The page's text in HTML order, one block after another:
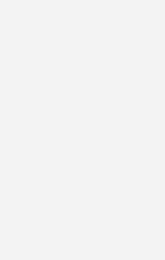
В программе
основном
(командные
спринт,
Гульназ
«Выступлю на